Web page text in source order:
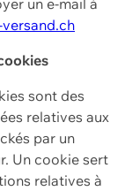
sont des
relatives aux
par un
Un cookie sert
relatives à